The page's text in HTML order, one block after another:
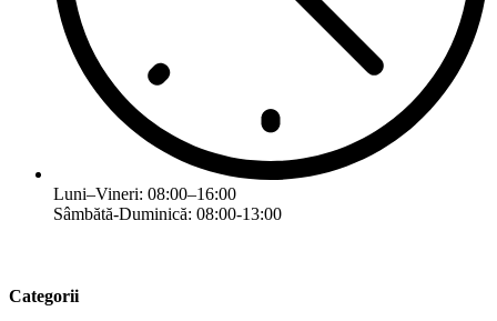
Luni–Vineri: 08:00–16:00
Sâmbătă-Duminică: 08:00-13:00
Categorii